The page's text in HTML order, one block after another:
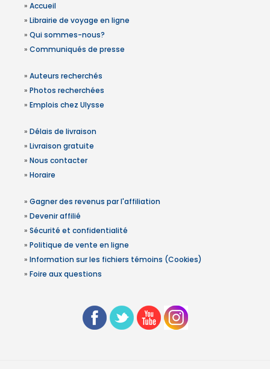
» Accueil
» Librairie de voyage en ligne
» Qui sommes-nous?
» Communiqués de presse
» Auteurs recherchés
» Photos recherchées
» Emplois chez Ulysse
» Délais de livraison
» Livraison gratuite
» Nous contacter
» Horaire
» Gagner des revenus par l'affiliation
» Devenir affilié
» Sécurité et confidentialité
» Politique de vente en ligne
» Information sur les fichiers témoins (Cookies)
» Foire aux questions